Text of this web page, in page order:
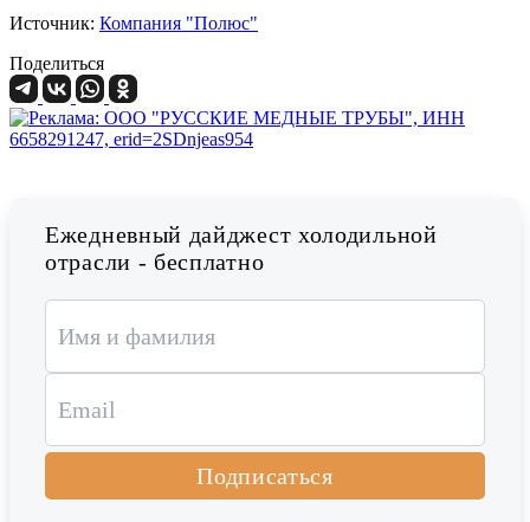
Источник: Компания "Полюс"
Поделиться
Ежедневный дайджест холодильной
отрасли - бесплатно
Подписаться